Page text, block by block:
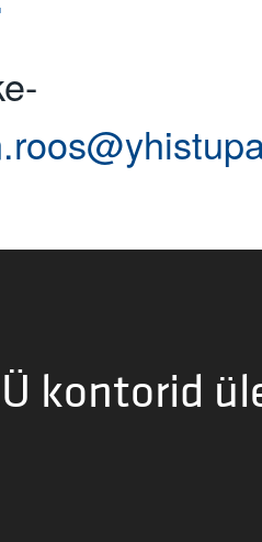
kontorid